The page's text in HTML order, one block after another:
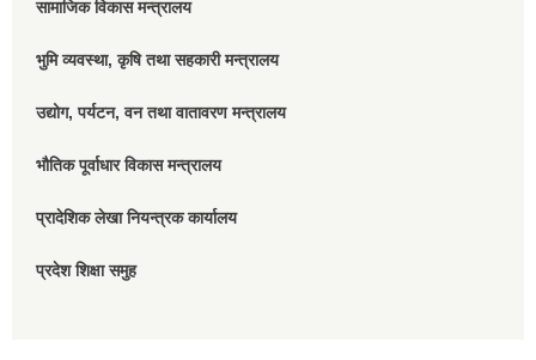
सामाजिक विकास मन्त्रालय
भुमि व्यवस्था, कृषि तथा सहकारी मन्त्रालय
उद्योग, पर्यटन, वन तथा वातावरण मन्त्रालय
भौतिक पूर्वाधार विकास मन्त्रालय
प्रादेशिक लेखा नियन्त्रक कार्यालय
प्रदेश शिक्षा समुह